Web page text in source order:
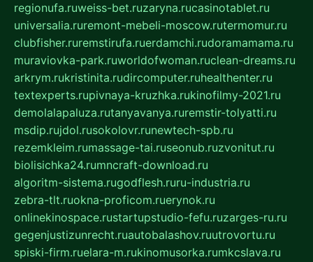
regionufa.ruweiss-bet.ruzaryna.rucasinotablet.ru
universalia.ruremont-mebeli-moscow.rutermomur.ru
clubfisher.ruremstirufa.ruerdamchi.rudoramamama.ru
muraviovka-park.ruworldofwoman.ruclean-dreams.ru
arkrym.rukristinita.rudircomputer.ruhealthenter.ru
textexperts.rupivnaya-kruzhka.rukinofilmy-2021.ru
demolalapaluza.rutanyavanya.ruremstir-tolyatti.ru
msdip.rujdol.rusokolovr.runewtech-spb.ru
rezemkleim.rumassage-tai.ruseonub.ruzvonitut.ru
biolisichka24.rumncraft-download.ru
algoritm-sistema.rugodflesh.ruru-industria.ru
zebra-tlt.ruokna-proficom.ruerynok.ru
onlinekinospace.rustartupstudio-fefu.ruzarges-ru.ru
gegenjustizunrecht.ruautobalashov.ruutrovortu.ru
spiski-firm.ruelara-m.rukinomusorka.rumkcslava.ru